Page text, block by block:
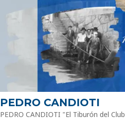
PEDRO CANDIOTI
PEDRO CANDIOTI "El Tiburón del